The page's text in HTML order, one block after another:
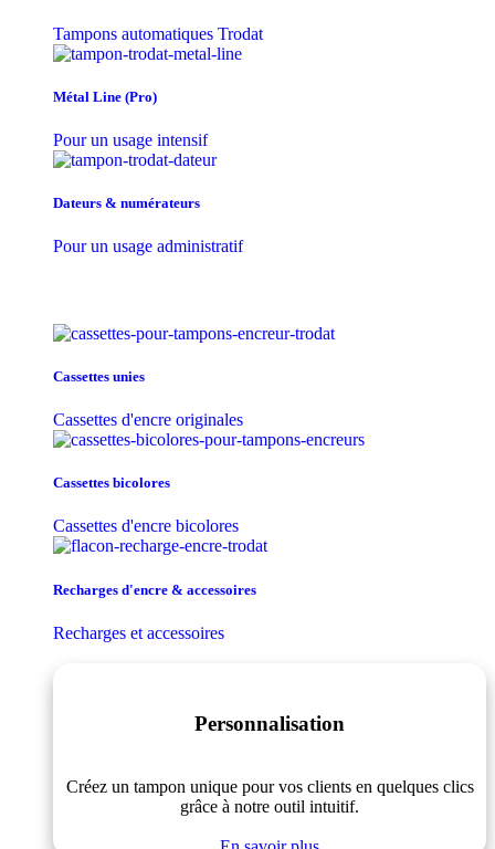
Tampons automatiques Trodat
Métal Line (Pro)
Pour un usage intensif
Dateurs & numérateurs
Pour un usage administratif
Cassettes unies
Cassettes d'encre originales
Cassettes bicolores
Cassettes d'encre bicolores
Recharges d'encre & accessoires
Recharges et accessoires
Personnalisation
Créez un tampon unique pour vos clients en quelques clics
grâce à notre outil intuitif.